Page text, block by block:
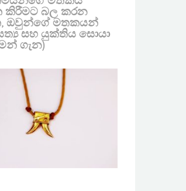
කිරීමට බල කරන
ඔවුන්ගේ මතකයන්
සහ යුක්තිය සොයා
ගැන)